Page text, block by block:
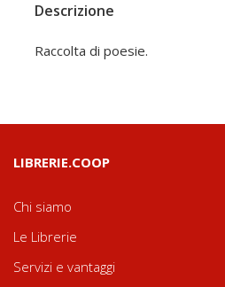
Descrizione
Raccolta di poesie.
LIBRERIE.COOP
Chi siamo
Le Librerie
Servizi e vantaggi